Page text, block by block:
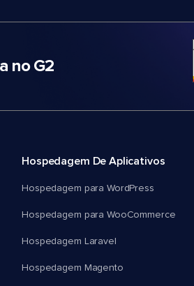
no G2
Hospedagem De Aplicativos
Hospedagem para WordPress
Hospedagem para WooCommerce
Hospedagem Laravel
Hospedagem Magento